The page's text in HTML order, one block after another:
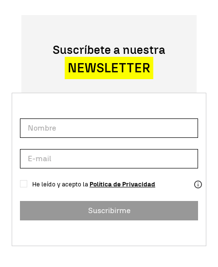
Suscríbete a nuestra
NEWSLETTER
He leído y acepto la Política de Privacidad
Suscribirme